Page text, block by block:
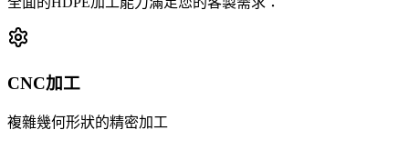
CNC加工
複雜幾何形狀的精密加工